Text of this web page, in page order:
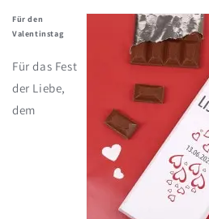
Für den
Valentinstag
Für das Fest
der Liebe,
dem